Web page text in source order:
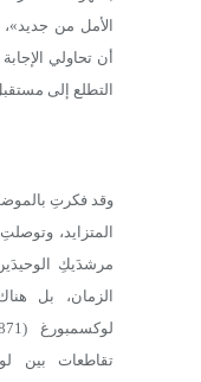
الأمل من
أن تحاولي
التطلع إلى
وقد فكرتِ
المتزايد،
مرشدَيكِ
الزمان، بل
تقاطعات بين